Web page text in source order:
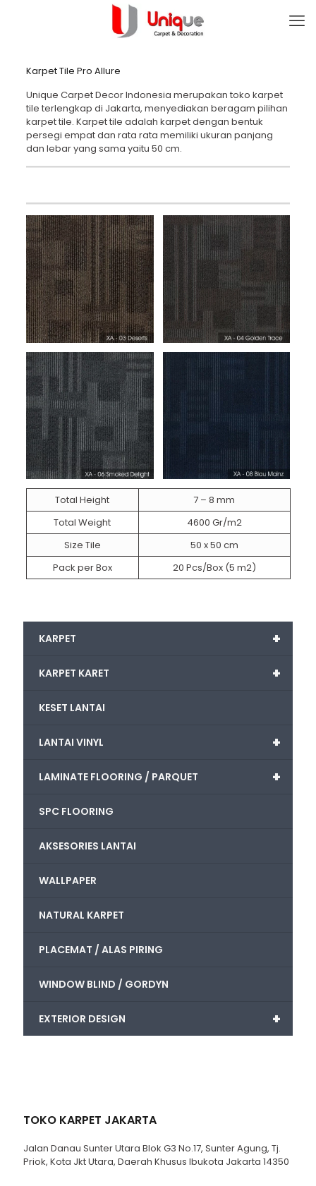
Karpet Tile Pro Allure
Unique Carpet Decor Indonesia merupakan toko karpet
tile terlengkap di Jakarta, menyediakan beragam pilihan
karpet tile. Karpet tile adalah karpet dengan bentuk
persegi empat dan rata rata memiliki ukuran panjang
dan lebar yang sama yaitu 50 cm.
Total Height
7 – 8 mm
Total Weight
4600 Gr/m2
Size Tile
50 x 50 cm
Pack per Box
20 Pcs/Box (5 m2)
+
KARPET
+
KARPET KARET
KESET LANTAI
+
LANTAI VINYL
+
LAMINATE FLOORING / PARQUET
SPC FLOORING
AKSESORIES LANTAI
WALLPAPER
NATURAL KARPET
PLACEMAT / ALAS PIRING
WINDOW BLIND / GORDYN
+
EXTERIOR DESIGN
TOKO KARPET JAKARTA
Jalan Danau Sunter Utara Blok G3 No.17, Sunter Agung, Tj.
Priok, Kota Jkt Utara, Daerah Khusus Ibukota Jakarta 14350